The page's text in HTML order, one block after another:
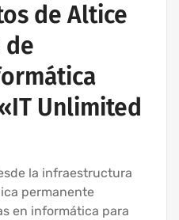
de Altice
de
Unlimited
la infraestructura
permanente
en informática para